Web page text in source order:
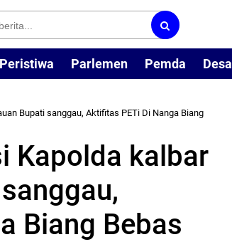
Peristiwa Parlemen Pemda Desa
Bupati sanggau, Aktifitas PETi Di Nanga Biang
Kapolda kalbar
Biang Bebas